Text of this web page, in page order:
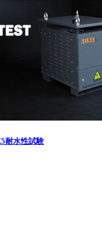
耐水性試験